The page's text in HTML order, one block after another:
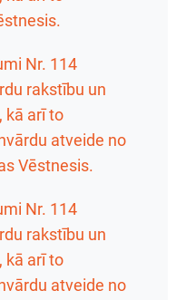
Nr. 114
rakstību un
kā arī to
atveide no
Vēstnesis.
Nr. 114
rakstību un
kā arī to
atveide no